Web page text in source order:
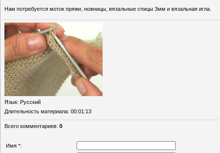
Нам потребуется моток пряжи, ножницы, вязальные спицы 3мм и вязальная игла.
Язык: Русский
Длительность материала: 00:01:13
Всего комментариев: 0
Имя *: